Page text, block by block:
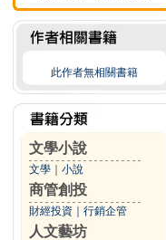
此作者無相關書籍
文學小說
文學 小說
商管創投
財經投資 行銷企管
人文藝坊